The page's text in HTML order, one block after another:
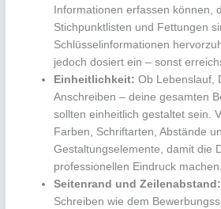
Informationen erfassen können,
Stichpunktlisten und Fettungen
Schlüsselinformationen
jedoch dosiert ein – sonst
Einheitlichkeit: Ob Lebenslauf,
Anschreiben – deine gesamten
sollten einheitlich gestaltet sein.
Farben, Schriftarten, Abstände
Gestaltungselemente, damit die
professionellen Eindruck machen.
Seitenrand und Zeilenabstand:
Schreiben wie dem